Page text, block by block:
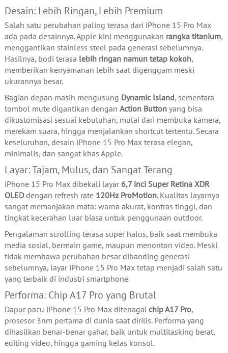
Desain: Lebih Ringan, Lebih Premium
Salah satu perubahan paling terasa dari iPhone 15 Pro Max
ada pada desainnya. Apple kini menggunakan rangka titanium,
menggantikan stainless steel pada generasi sebelumnya.
Hasilnya, bodi terasa lebih ringan namun tetap kokoh,
memberikan kenyamanan lebih saat digenggam meski
ukurannya besar.
Bagian depan masih mengusung Dynamic Island, sementara
tombol mute digantikan dengan Action Buttonyang bisa
dikustomisasi sesuai kebutuhan, mulai dari membuka kamera,
merekam suara, hingga menjalankan shortcut tertentu. Secara
keseluruhan, desain iPhone 15 Pro Max terasa elegan,
minimalis, dan sangat khas Apple.
Layar: Tajam, Mulus, dan Sangat Terang
iPhone 15 Pro Max dibekali layar 6,7 inci Super Retina XDR
OLEDdengan refresh rate 120Hz ProMotion. Kualitas layarnya
sangat memanjakan mata: warna akurat, kontras tinggi, dan
tingkat kecerahan luar biasa untuk penggunaan outdoor.
Pengalaman scrolling terasa super halus, baik saat membuka
media sosial, bermain game, maupun menonton video. Meski
tidak membawa perubahan besar dibanding generasi
sebelumnya, layar iPhone 15 Pro Max tetap menjadi salah satu
yang terbaik di industri smartphone.
Performa: Chip A17 Pro yang Brutal
Dapur pacu iPhone 15 Pro Max ditenagai chip A17 Pro,
prosesor 3nm pertama di dunia saat dirilis. Performa yang
dihasilkan benar-benar gahar, baik untuk multitasking berat,
editing video, hingga gaming kelas konsol.